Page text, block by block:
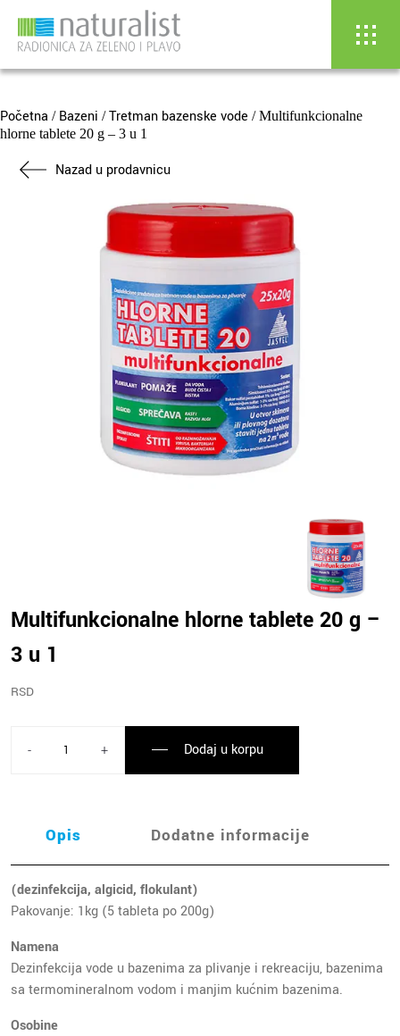
Početna / Bazeni /Tretman bazenske vode / Multifunkcionalne
hlorne tablete 20 g – 3 u 1
Nazad u prodavnicu
Multifunkcionalne hlorne tablete 20 g –
3 u 1
RSD
- + Dodaj u korpu
Opis Dodatne informacije
(dezinfekcija, algicid, flokulant)
Pakovanje: 1kg (5 tableta po 200g)
Namena
Dezinfekcija vode u bazenima za plivanje i rekreaciju, bazenima
sa termomineralnom vodom i manjim kućnim bazenima.
Osobine